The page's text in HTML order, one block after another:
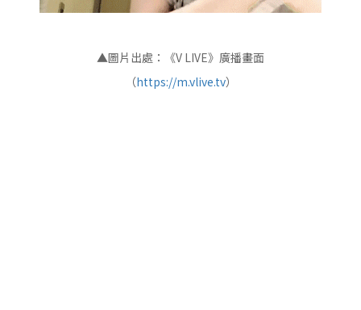
▲圖片出處：《V LIVE》廣播畫面
（https://m.vlive.tv）